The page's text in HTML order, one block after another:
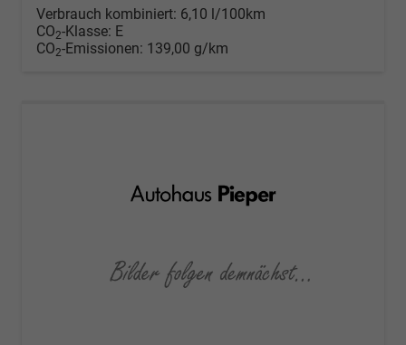
Verbrauch kombiniert: 6,10 l/100km
CO2-Klasse: E
CO2-Emissionen: 139,00 g/km